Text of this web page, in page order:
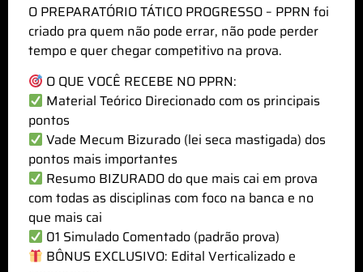
O PREPARATÓRIO TÁTICO PROGRESSO – PPRN foi
criado pra quem não pode errar, não pode perder
tempo e quer chegar competitivo na prova.
O QUE VOCÊ RECEBE NO PPRN:
Material Teórico Direcionado com os principais
pontos
Vade Mecum Bizurado (lei seca mastigada) dos
pontos mais importantes
Resumo BIZURADO do que mais cai em prova
com todas as disciplinas com foco na banca e no
que mais cai
01 Simulado Comentado (padrão prova)
BÔNUS EXCLUSIVO: Edital Verticalizado e